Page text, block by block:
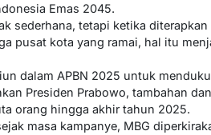
Emas 2045.
sederhana, tetapi ketika
pusat kota yang ramai, hal itu
dalam APBN 2025 untuk
Presiden Prabowo, tambahan
orang hingga akhir tahun 2025.
masa kampanye, MBG